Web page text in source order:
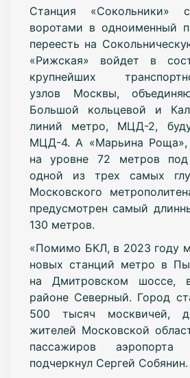
Станция «Сокольники»
воротами в одноименный
переесть на
«Рижская» войдет в
крупнейших
узлов Москвы,
Большой кольцевой и
линий метро, МЦД-2,
МЦД-4. А «Марьина Роща»,
на уровне 72 метров под
одной из трех самых
Московского
предусмотрен самый
130 метров.
«Помимо БКЛ, в 2023 году
новых станций метро в
на Дмитровском шоссе,
районе Северный. Город
500 тысяч москвичей,
жителей Московской
пассажиров
подчеркнул Сергей Собянин.